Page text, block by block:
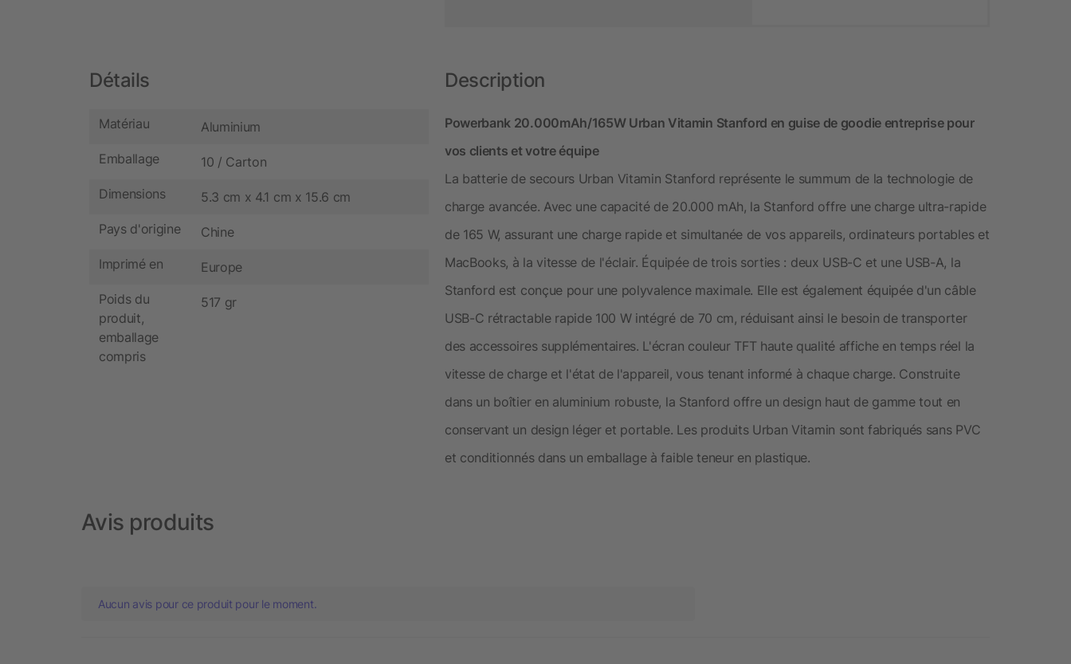
Détails
Matériau Aluminium
Emballage 10 / Carton
Dimensions 5.3 cm x 4.1 cm x 15.6 cm
Pays d'origine Chine
Imprimé en Europe
Poids du
produit,
emballage
compris
517 gr
Description
Powerbank 20.000mAh/165W Urban Vitamin Stanford en guise de goodie entreprise pour
vos clients et votre équipe
La batterie de secours Urban Vitamin Stanford représente le summum de la technologie de
charge avancée. Avec une capacité de 20.000 mAh, la Stanford offre une charge ultra-rapide
de 165 W, assurant une charge rapide et simultanée de vos appareils, ordinateurs portables et
MacBooks, à la vitesse de l'éclair. Équipée de trois sorties : deux USB-C et une USB-A, la
Stanford est conçue pour une polyvalence maximale. Elle est également équipée d'un câble
USB-C rétractable rapide 100 W intégré de 70 cm, réduisant ainsi le besoin de transporter
des accessoires supplémentaires. L'écran couleur TFT haute qualité affiche en temps réel la
vitesse de charge et l'état de l'appareil, vous tenant informé à chaque charge. Construite
dans un boîtier en aluminium robuste, la Stanford offre un design haut de gamme tout en
conservant un design léger et portable. Les produits Urban Vitamin sont fabriqués sans PVC
et conditionnés dans un emballage à faible teneur en plastique.
Avis produits
Aucun avis pour ce produit pour le moment.